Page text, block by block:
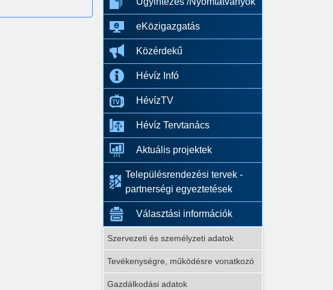
eKözigazgatás
Közérdekű
Hévíz Infó
HévízTV
Hévíz Tervtanács
Aktuális projektek
Településrendezési tervek -
partnerségi egyeztetések
Választási információk
Szervezeti és személyzeti adatok
Tevékenységre, működésre vonatkozó
Gazdálkodási adatok